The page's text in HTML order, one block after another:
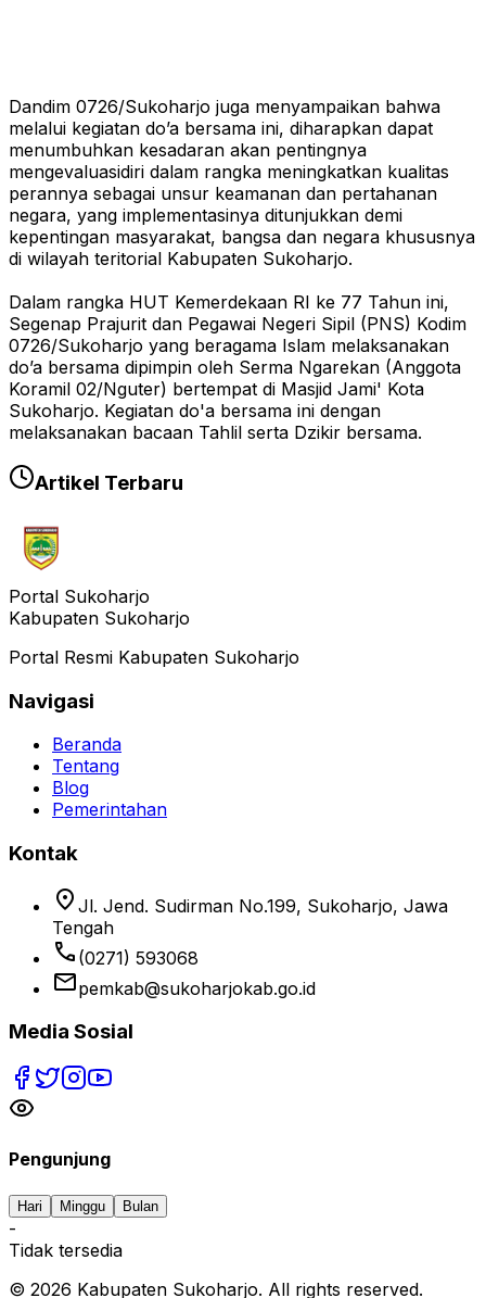
Dandim 0726/Sukoharjo juga menyampaikan bahwa
melalui kegiatan do’a bersama ini, diharapkan dapat
menumbuhkan kesadaran akan pentingnya
mengevaluasidiri dalam rangka meningkatkan kualitas
perannya sebagai unsur keamanan dan pertahanan
negara, yang implementasinya ditunjukkan demi
kepentingan masyarakat, bangsa dan negara khususnya
di wilayah teritorial Kabupaten Sukoharjo.
Dalam rangka HUT Kemerdekaan RI ke 77 Tahun ini,
Segenap Prajurit dan Pegawai Negeri Sipil (PNS) Kodim
0726/Sukoharjo yang beragama Islam melaksanakan
do’a bersama dipimpin oleh Serma Ngarekan (Anggota
Koramil 02/Nguter) bertempat di Masjid Jami' Kota
Sukoharjo. Kegiatan do'a bersama ini dengan
melaksanakan bacaan Tahlil serta Dzikir bersama.
Artikel Terbaru
Portal Sukoharjo
Kabupaten Sukoharjo
Portal Resmi Kabupaten Sukoharjo
Navigasi
Beranda
Tentang
Blog
Pemerintahan
Kontak
location_on Jl. Jend. Sudirman No.199, Sukoharjo, Jawa
Tengah
phone (0271) 593068
emailpemkab@sukoharjokab.go.id
Media Sosial
Pengunjung
Hari Minggu Bulan
-
Tidak tersedia
© 2026 Kabupaten Sukoharjo. All rights reserved.